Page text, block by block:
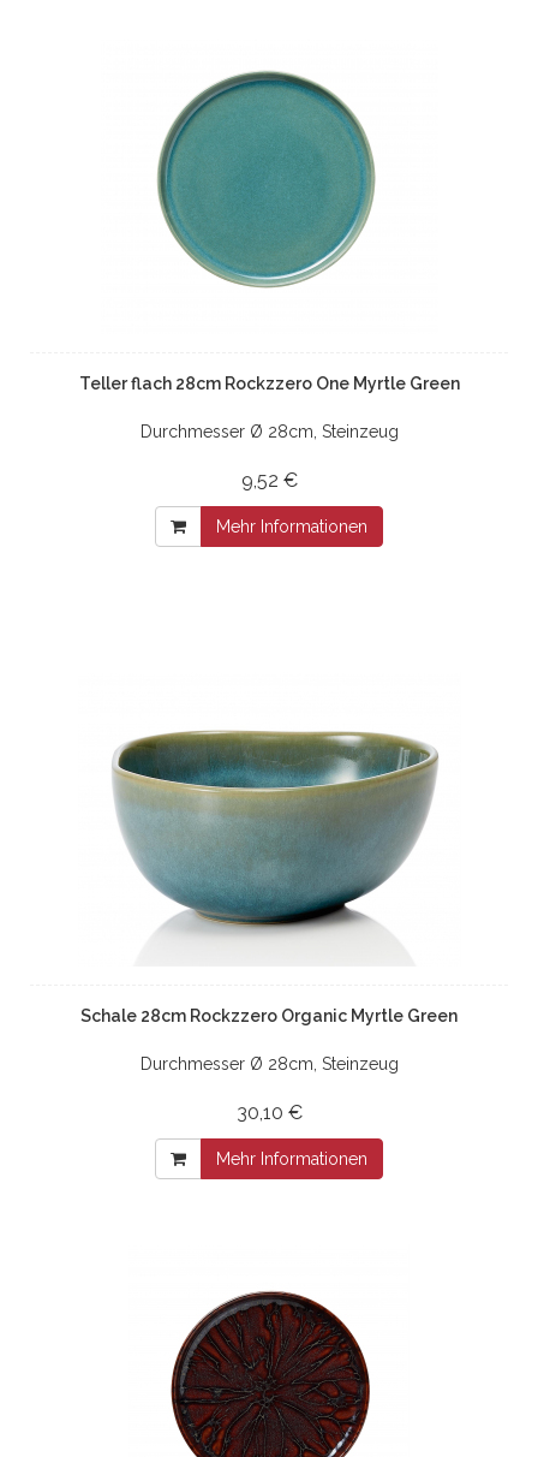
Teller flach 28cm Rockzzero One Myrtle Green
Durchmesser Ø 28cm, Steinzeug
9,52 €
Mehr Informationen
Schale 28cm Rockzzero Organic Myrtle Green
Durchmesser Ø 28cm, Steinzeug
30,10 €
Mehr Informationen